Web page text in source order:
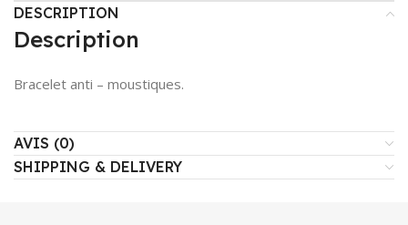
DESCRIPTION
Description
Bracelet anti – moustiques.
AVIS (0)
SHIPPING & DELIVERY